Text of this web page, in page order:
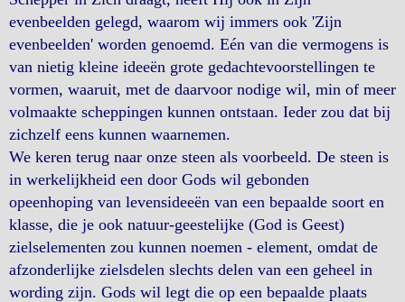
evenbeelden gelegd, waarom wij immers ook 'Zijn
evenbeelden' worden genoemd. Eén van die vermogens is
van nietig kleine ideeën grote gedachtevoorstellingen te
vormen, waaruit, met de daarvoor nodige wil, min of meer
volmaakte scheppingen kunnen ontstaan. Ieder zou dat bij
zichzelf eens kunnen waarnemen.
We keren terug naar onze steen als voorbeeld. De steen is
in werkelijkheid een door Gods wil gebonden
opeenhoping van levensideeën van een bepaalde soort en
klasse, die je ook natuur-geestelijke (God is Geest)
zielselementen zou kunnen noemen - element, omdat de
afzonderlijke zielsdelen slechts delen van een geheel in
wording zijn. Gods wil legt die op een bepaalde plaats